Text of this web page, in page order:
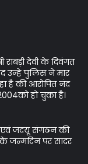
राबड़ी देवी के दिवंगत
उन्हे पुलिस ने मार
है की आरोपित नंद
हो चुका है।
एवं जदयू संगठन की
के जन्मदिन पर सादर